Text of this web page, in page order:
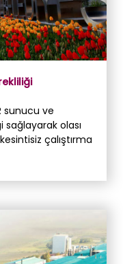
sunucu ve
olası
çalıştırma